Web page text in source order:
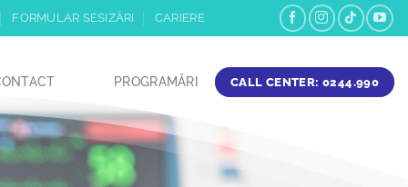
FORMULAR SESIZĂRI CARIERE
PROGRAMĂRI CALL CENTER: 0244.990